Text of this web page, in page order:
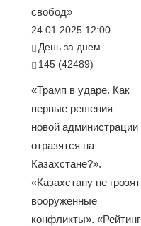
свобод»
24.01.2025 12:00
День за днем
145 (42489)
«Трамп в ударе. Как
первые решения
новой администрации
отразятся на
Казахстане?».
«Казахстану не грозят
вооруженные
конфликты». «Рейтинг